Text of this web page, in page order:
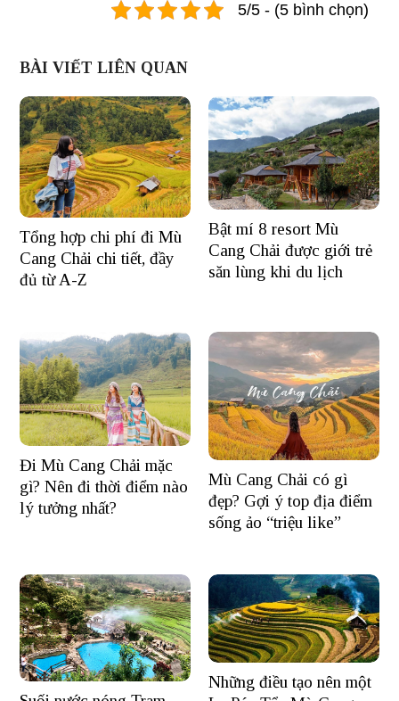
5/5 - (5 bình chọn)
BÀI VIẾT LIÊN QUAN
Tổng hợp chi phí đi Mù
Cang Chải chi tiết, đầy
đủ từ A-Z
Bật mí 8 resort Mù
Cang Chải được giới trẻ
săn lùng khi du lịch
Đi Mù Cang Chải mặc
gì? Nên đi thời điểm nào
lý tưởng nhất?
Mù Cang Chải có gì
đẹp? Gợi ý top địa điểm
sống ảo “triệu like”
Những điều tạo nên một